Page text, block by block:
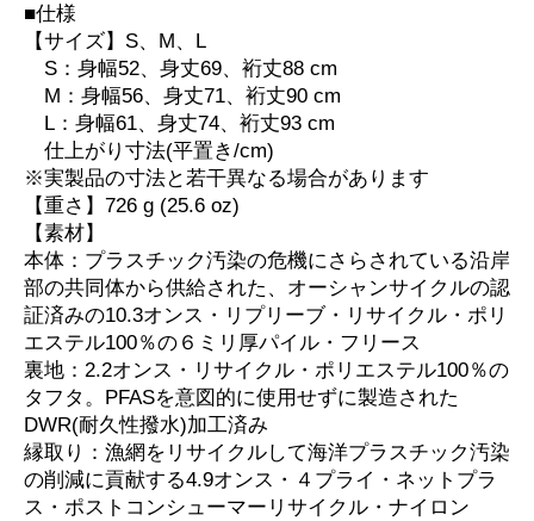
■仕様
【サイズ】S、M、L
S：身幅52、身丈69、裄丈88 cm
M：身幅56、身丈71、裄丈90 cm
L：身幅61、身丈74、裄丈93 cm
仕上がり寸法(平置き/cm)
※実製品の寸法と若干異なる場合があります
【重さ】726 g (25.6 oz)
【素材】
本体：プラスチック汚染の危機にさらされている沿岸
部の共同体から供給された、オーシャンサイクルの認
証済みの10.3オンス・リプリーブ・リサイクル・ポリ
エステル100％の６ミリ厚パイル・フリース
裏地：2.2オンス・リサイクル・ポリエステル100％の
タフタ。PFASを意図的に使用せずに製造された
DWR(耐久性撥水)加工済み
縁取り：漁網をリサイクルして海洋プラスチック汚染
の削減に貢献する4.9オンス・４プライ・ネットプラ
ス・ポストコンシューマーリサイクル・ナイロン